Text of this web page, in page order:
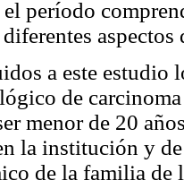
período
a este estudio
de
menor de 20
la institución y
de la familia de